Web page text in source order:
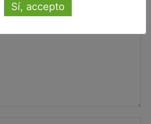
Sí, accepto